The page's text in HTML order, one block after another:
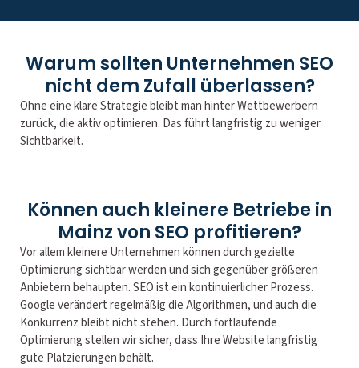
Warum sollten Unternehmen SEO
nicht dem Zufall überlassen?
Ohne eine klare Strategie bleibt man hinter Wettbewerbern
zurück, die aktiv optimieren. Das führt langfristig zu weniger
Sichtbarkeit.
Können auch kleinere Betriebe in
Mainz von SEO profitieren?
Vor allem kleinere Unternehmen können durch gezielte
Optimierung sichtbar werden und sich gegenüber größeren
Anbietern behaupten. SEO ist ein kontinuierlicher Prozess.
Google verändert regelmäßig die Algorithmen, und auch die
Konkurrenz bleibt nicht stehen. Durch fortlaufende
Optimierung stellen wir sicher, dass Ihre Website langfristig
gute Platzierungen behält.